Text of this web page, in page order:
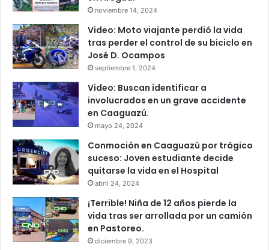
noviembre 14, 2024
Video: Moto viajante perdió la vida
tras perder el control de su biciclo en
José D. Ocampos
septiembre 1, 2024
Video: Buscan identificar a
involucrados en un grave accidente
en Caaguazú.
mayo 24, 2024
Conmoción en Caaguazú por trágico
suceso: Joven estudiante decide
quitarse la vida en el Hospital
abril 24, 2024
¡Terrible! Niña de 12 años pierde la
vida tras ser arrollada por un camión
en Pastoreo.
diciembre 9, 2023